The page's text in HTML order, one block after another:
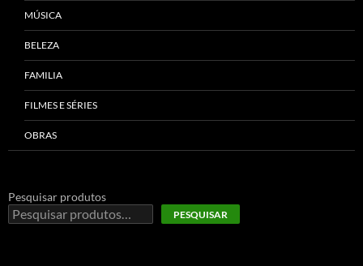
MÚSICA
BELEZA
FAMILIA
FILMES E SÉRIES
OBRAS
Pesquisar produtos
PESQUISAR